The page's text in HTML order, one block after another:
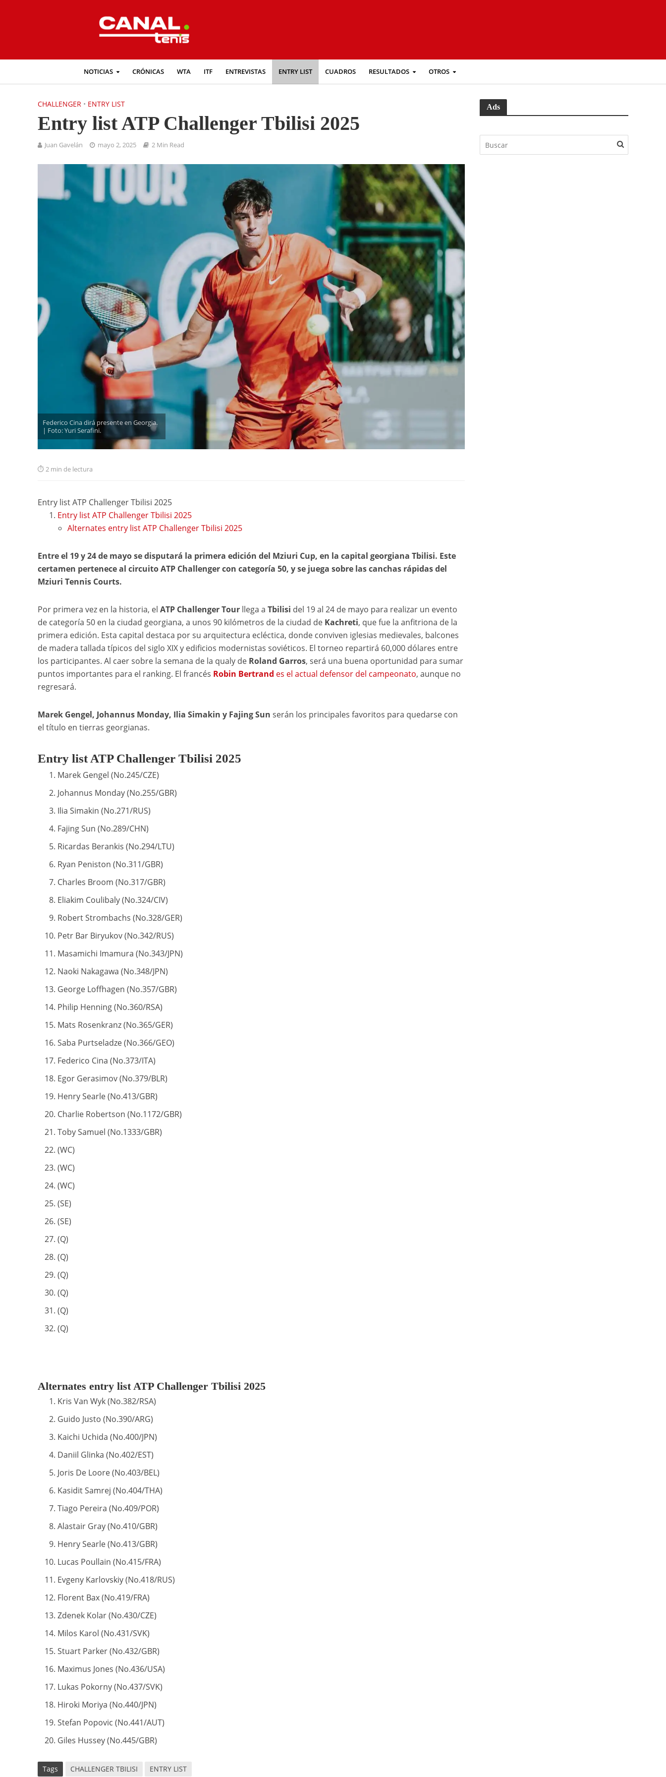
NOTICIAS CRÓNICAS WTA ITF ENTREVISTAS ENTRY LIST CUADROS RESULTADOS OTROS
CHALLENGER • ENTRY LIST
Entry list ATP Challenger Tbilisi 2025
Juan Gavelán mayo 2, 2025 2 Min Read
Federico Cina dirá presente en Georgia.
| Foto: Yuri Serafini.
2 min de lectura
Entry list ATP Challenger Tbilisi 2025
Entry list ATP Challenger Tbilisi 2025
Alternates entry list ATP Challenger Tbilisi 2025
Entre el 19 y 24 de mayo se disputará la primera edición del Mziuri Cup, en la capital georgiana Tbilisi. Este
certamen pertenece al circuito ATP Challenger con categoría 50, y se juega sobre las canchas rápidas del
Mziuri Tennis Courts.
Por primera vez en la historia, el ATP Challenger Tourllega a Tbilisi del 19 al 24 de mayo para realizar un evento
de categoría 50 en la ciudad georgiana, a unos 90 kilómetros de la ciudad de Kachreti, que fue la anfitriona de la
primera edición. Esta capital destaca por su arquitectura ecléctica, donde conviven iglesias medievales, balcones
de madera tallada típicos del siglo XIX y edificios modernistas soviéticos. El torneo repartirá 60,000 dólares entre
los participantes. Al caer sobre la semana de la qualy de Roland Garros, será una buena oportunidad para sumar
puntos importantes para el ranking. El francés Robin Bertrand es el actual defensor del campeonato, aunque no
regresará.
Marek Gengel, Johannus Monday, Ilia Simakin y Fajing Sun serán los principales favoritos para quedarse con
el título en tierras georgianas.
Entry list ATP Challenger Tbilisi 2025
Marek Gengel (No.245/CZE)
Johannus Monday (No.255/GBR)
Ilia Simakin (No.271/RUS)
Fajing Sun (No.289/CHN)
Ricardas Berankis (No.294/LTU)
Ryan Peniston (No.311/GBR)
Charles Broom (No.317/GBR)
Eliakim Coulibaly (No.324/CIV)
Robert Strombachs (No.328/GER)
Petr Bar Biryukov (No.342/RUS)
Masamichi Imamura (No.343/JPN)
Naoki Nakagawa (No.348/JPN)
George Loffhagen (No.357/GBR)
Philip Henning (No.360/RSA)
Mats Rosenkranz (No.365/GER)
Saba Purtseladze (No.366/GEO)
Federico Cina (No.373/ITA)
Egor Gerasimov (No.379/BLR)
Henry Searle (No.413/GBR)
Charlie Robertson (No.1172/GBR)
Toby Samuel (No.1333/GBR)
(WC)
(WC)
(WC)
(SE)
(SE)
(Q)
(Q)
(Q)
(Q)
(Q)
(Q)
Alternates entry list ATP Challenger Tbilisi 2025
Kris Van Wyk (No.382/RSA)
Guido Justo (No.390/ARG)
Kaichi Uchida (No.400/JPN)
Daniil Glinka (No.402/EST)
Joris De Loore (No.403/BEL)
Kasidit Samrej (No.404/THA)
Tiago Pereira (No.409/POR)
Alastair Gray (No.410/GBR)
Henry Searle (No.413/GBR)
Lucas Poullain (No.415/FRA)
Evgeny Karlovskiy (No.418/RUS)
Florent Bax (No.419/FRA)
Zdenek Kolar (No.430/CZE)
Milos Karol (No.431/SVK)
Stuart Parker (No.432/GBR)
Maximus Jones (No.436/USA)
Lukas Pokorny (No.437/SVK)
Hiroki Moriya (No.440/JPN)
Stefan Popovic (No.441/AUT)
Giles Hussey (No.445/GBR)
Tags CHALLENGER TBILISI ENTRY LIST
Ads